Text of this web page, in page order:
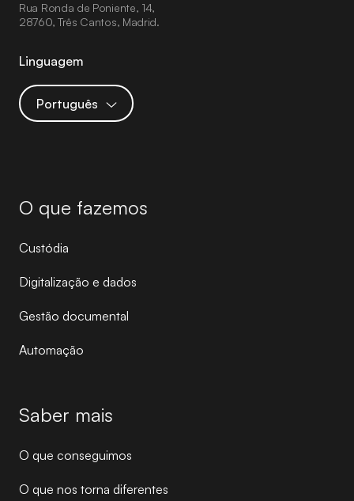
Rua Ronda de Poniente, 14,
28760, Três Cantos, Madrid.
Linguagem
Português
O que fazemos
Custódia
Digitalização e dados
Gestão documental
Automação
Saber mais
O que conseguimos
O que nos torna diferentes